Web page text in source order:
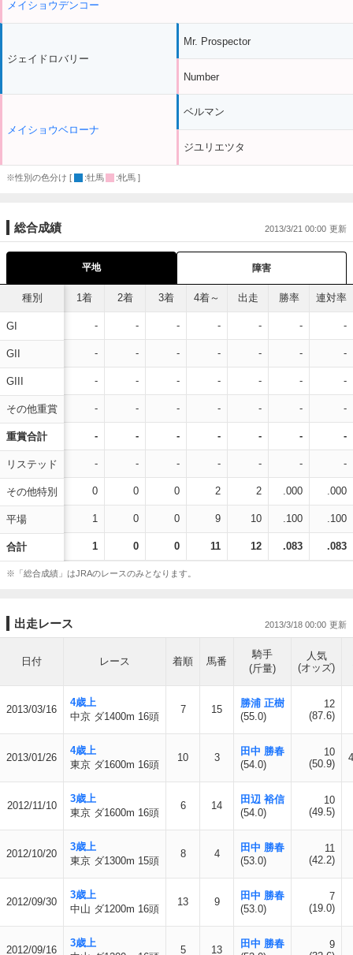
メイショウデンコー
ジェイドロバリー
メイショウベローナ
Mr. Prospector
Number
ベルマン
ジユリエツタ
※性別の色分け [ :牡馬 :牝馬 ]
総合成績 2013/3/21 00:00
平地 障害
種別
GI
GII
GIII
その他重賞
重賞合計
リステッド
その他特別
平場
合計
1着 2着 3着 4着～ 出走 勝率 連対率
- - - - - - -
- - - - - - -
- - - - - - -
- - - - - - -
- - - - - - -
- - - - - - -
0 0 0 2 2 .000 .000
1 0 0 9 10 .100 .100
1 0 0 11 12 .083 .083
※「総合成績」はJRAのレースのみとなります。
出走レース 2013/3/18 00:00
日付 レース 着順 馬番
騎手
(斤量)
人気
(オッズ)
2013/03/16
4歳上
中京 ダ1400m 16頭
7 15
勝浦 正樹
(55.0)
12
(87.6)
2013/01/26
4歳上
東京 ダ1600m 16頭
10 3
田中 勝春
(54.0)
10
(50.9)
2012/11/10
3歳上
東京 ダ1600m 16頭
6 14
田辺 裕信
(54.0)
10
(49.5)
2012/10/20
3歳上
東京 ダ1300m 15頭
8 4
田中 勝春
(53.0)
11
(42.2)
2012/09/30
3歳上
中山 ダ1200m 16頭
13 9
田中 勝春
(53.0)
7
(19.0)
2012/09/16
3歳上
5 13
田中 勝春
9